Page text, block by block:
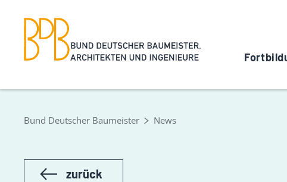
Bund Deutscher Baumeister News
zurück